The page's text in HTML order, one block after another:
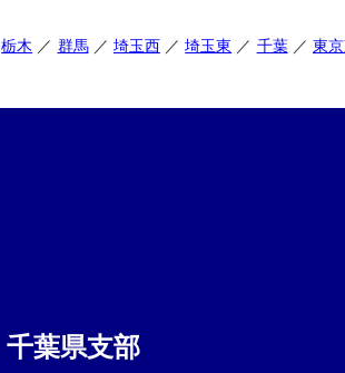
栃木 群馬 埼玉西 埼玉東 千葉
東
千葉県支部